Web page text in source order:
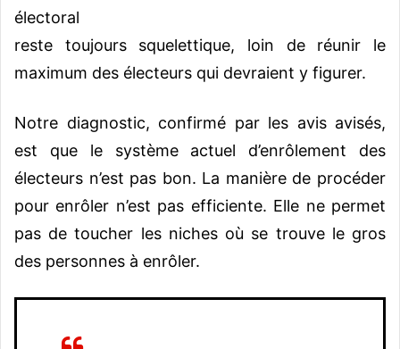
électoral
reste toujours squelettique, loin de réunir le
maximum des électeurs qui devraient y figurer.
Notre diagnostic, confirmé par les avis avisés,
est que le système actuel d’enrôlement des
électeurs n’est pas bon. La manière de procéder
pour enrôler n’est pas efficiente. Elle ne permet
pas de toucher les niches où se trouve le gros
des personnes à enrôler.